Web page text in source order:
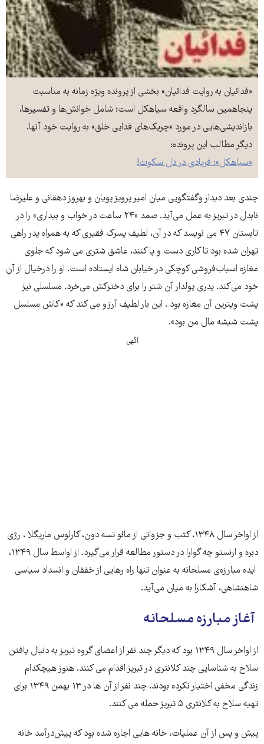
«فدائیان به روایت فدائیان» بخشی از پرونده ویژه زمانه به مناسبت
پنجاهمین سالگرد واقعه سیاهکل است؛ شامل خوانش‌ها و تفسیرها،
بازاندیشی‌هایی در مورد «چریک‌های فدایی خلق» به روایت خود آنها.
دیگر مطالب این پرونده:
«سیاهکل»: فریادی در دل سکوت!
چندی بعد دیدار وگفتگویی میان امیر پرویز پویان و بهروز دهقانی و علیرضا
نابدل در تبریز به عمل می‌آید. صمد «۲۴ ساعت در خواب و بیداری» را در
تابستان ۴۷ می نویسد که در آن، لطیف پسرک فقیری که به همراه پدر راهی
تهران شده بود تا کاری دست و پا کنند، عاشق شتری می شود که جلوی
مغازه اسباب‌فروشی کوچکی در خیابان شاه ایستاده است. او را درخیال از آنِ
خود می‌کند. پدری پولدار آن شتر را برای دخترکش می‌خرد. مسلسلی نیز
پشت ویترین آن مغازه بود . این بار لطیف آرزو می کند که «کاش مسلسل
پشت شیشه مال من بود».
آگهی
از اواخر سال ۱۳۴۸، کتب و جزواتی از مائو تسه دون، کارلوس ماریگلا ، رژی
دبره و ارنستو چه گوارا در دستور مطالعه قرار می‌گیرد. از اواسط سال ۱۳۴۹،
ایده مبارزه‌ی مسلحانه به عنوان تنها راه رهایی از خفقان و انسداد سیاسی
شاهنشاهی، آشکارا به میان می‌آید.
آغاز مبارزه مسلحانه
از اواخر سال ۱۳۴۹ بود که دیگر چند نفر از اعضای گروه تبریز به دنبال یافتن
سلاح به شناسایی چند کلانتری در تبریز اقدام می کنند. هنوز هیچکدام
زندگی مخفی اختیار نکرده بودند. چند نفر از آن ها در ۱۳ بهمن ۱۳۴۹ برای
تهیه سلاح به کلانتری ۵ تبریز حمله می کنند.
پیش و پس از آن عملیات‌، خانه هایی اجاره شده بود که پیش‌درآمد خانه